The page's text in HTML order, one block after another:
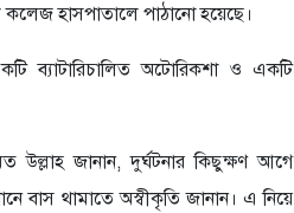
হাসপাতালে পাঠানো হয়েছে।
ব্যাটারিচালিত অটোরিকশা ও একটি
উল্লাহ জানান, দুর্ঘটনার কিছুক্ষণ আগে
বাস থামাতে অস্বীকৃতি জানান। এ নিয়ে